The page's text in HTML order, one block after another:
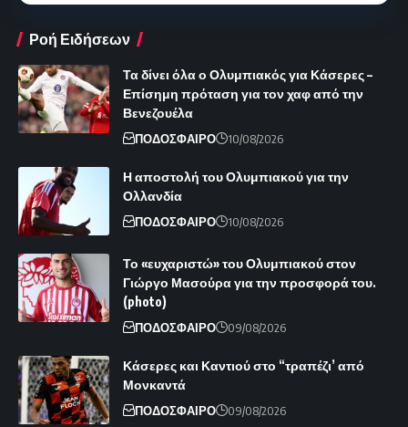
Ροή Ειδήσεων
Τα δίνει όλα ο Ολυμπιακός για Κάσερες –
Επίσημη πρόταση για τον χαφ από την
Βενεζουέλα
ΠΟΔΟΣΦΑΙΡΟ 10/08/2026
Η αποστολή του Ολυμπιακού για την
Ολλανδία
ΠΟΔΟΣΦΑΙΡΟ 10/08/2026
Το «ευχαριστώ» του Ολυμπιακού στον
Γιώργο Μασούρα για την προσφορά του.
(photo)
ΠΟΔΟΣΦΑΙΡΟ 09/08/2026
Κάσερες και Καντιού στο “τραπέζι’ από
Μονκαντά
ΠΟΔΟΣΦΑΙΡΟ 09/08/2026